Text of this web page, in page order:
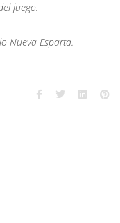
juego.
Nueva Esparta.